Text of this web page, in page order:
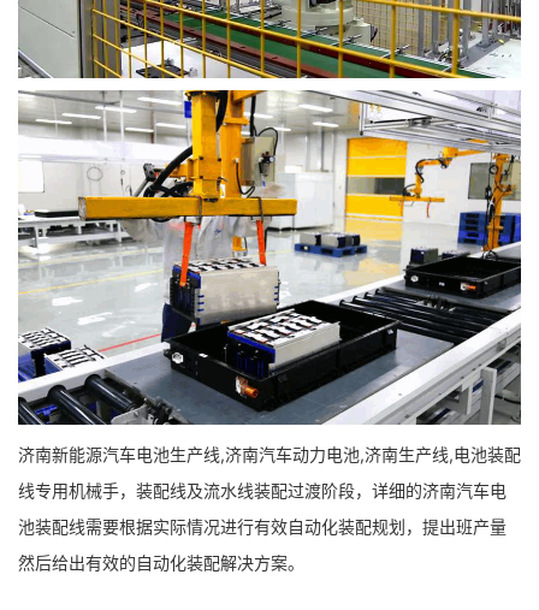
济南新能源汽车电池生产线,济南汽车动力电池,济南生产线,电池装配
线专用机械手，装配线及流水线装配过渡阶段，详细的济南汽车电
池装配线需要根据实际情况进行有效自动化装配规划，提出班产量
然后给出有效的自动化装配解决方案。